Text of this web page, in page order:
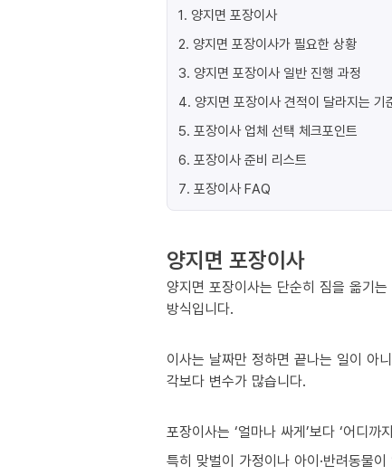
1. 양지면 포장이사
2. 양지면 포장이사가 필요한 상황
3. 양지면 포장이사 일반 진행 과정
4. 양지면 포장이사 견적이 달라지는 기
5. 포장이사 업체 선택 체크포인트
6. 포장이사 준비 리스트
7. 포장이사 FAQ
양지면 포장이사
양지면 포장이사는 단순히 짐을 옮기
방식입니다.
이사는 날짜만 정하면 끝나는 일이 아
각보다 변수가 많습니다.
포장이사는 ‘얼마나 싸게’보다 ‘어디
특히 맞벌이 가정이나 아이·반려동물